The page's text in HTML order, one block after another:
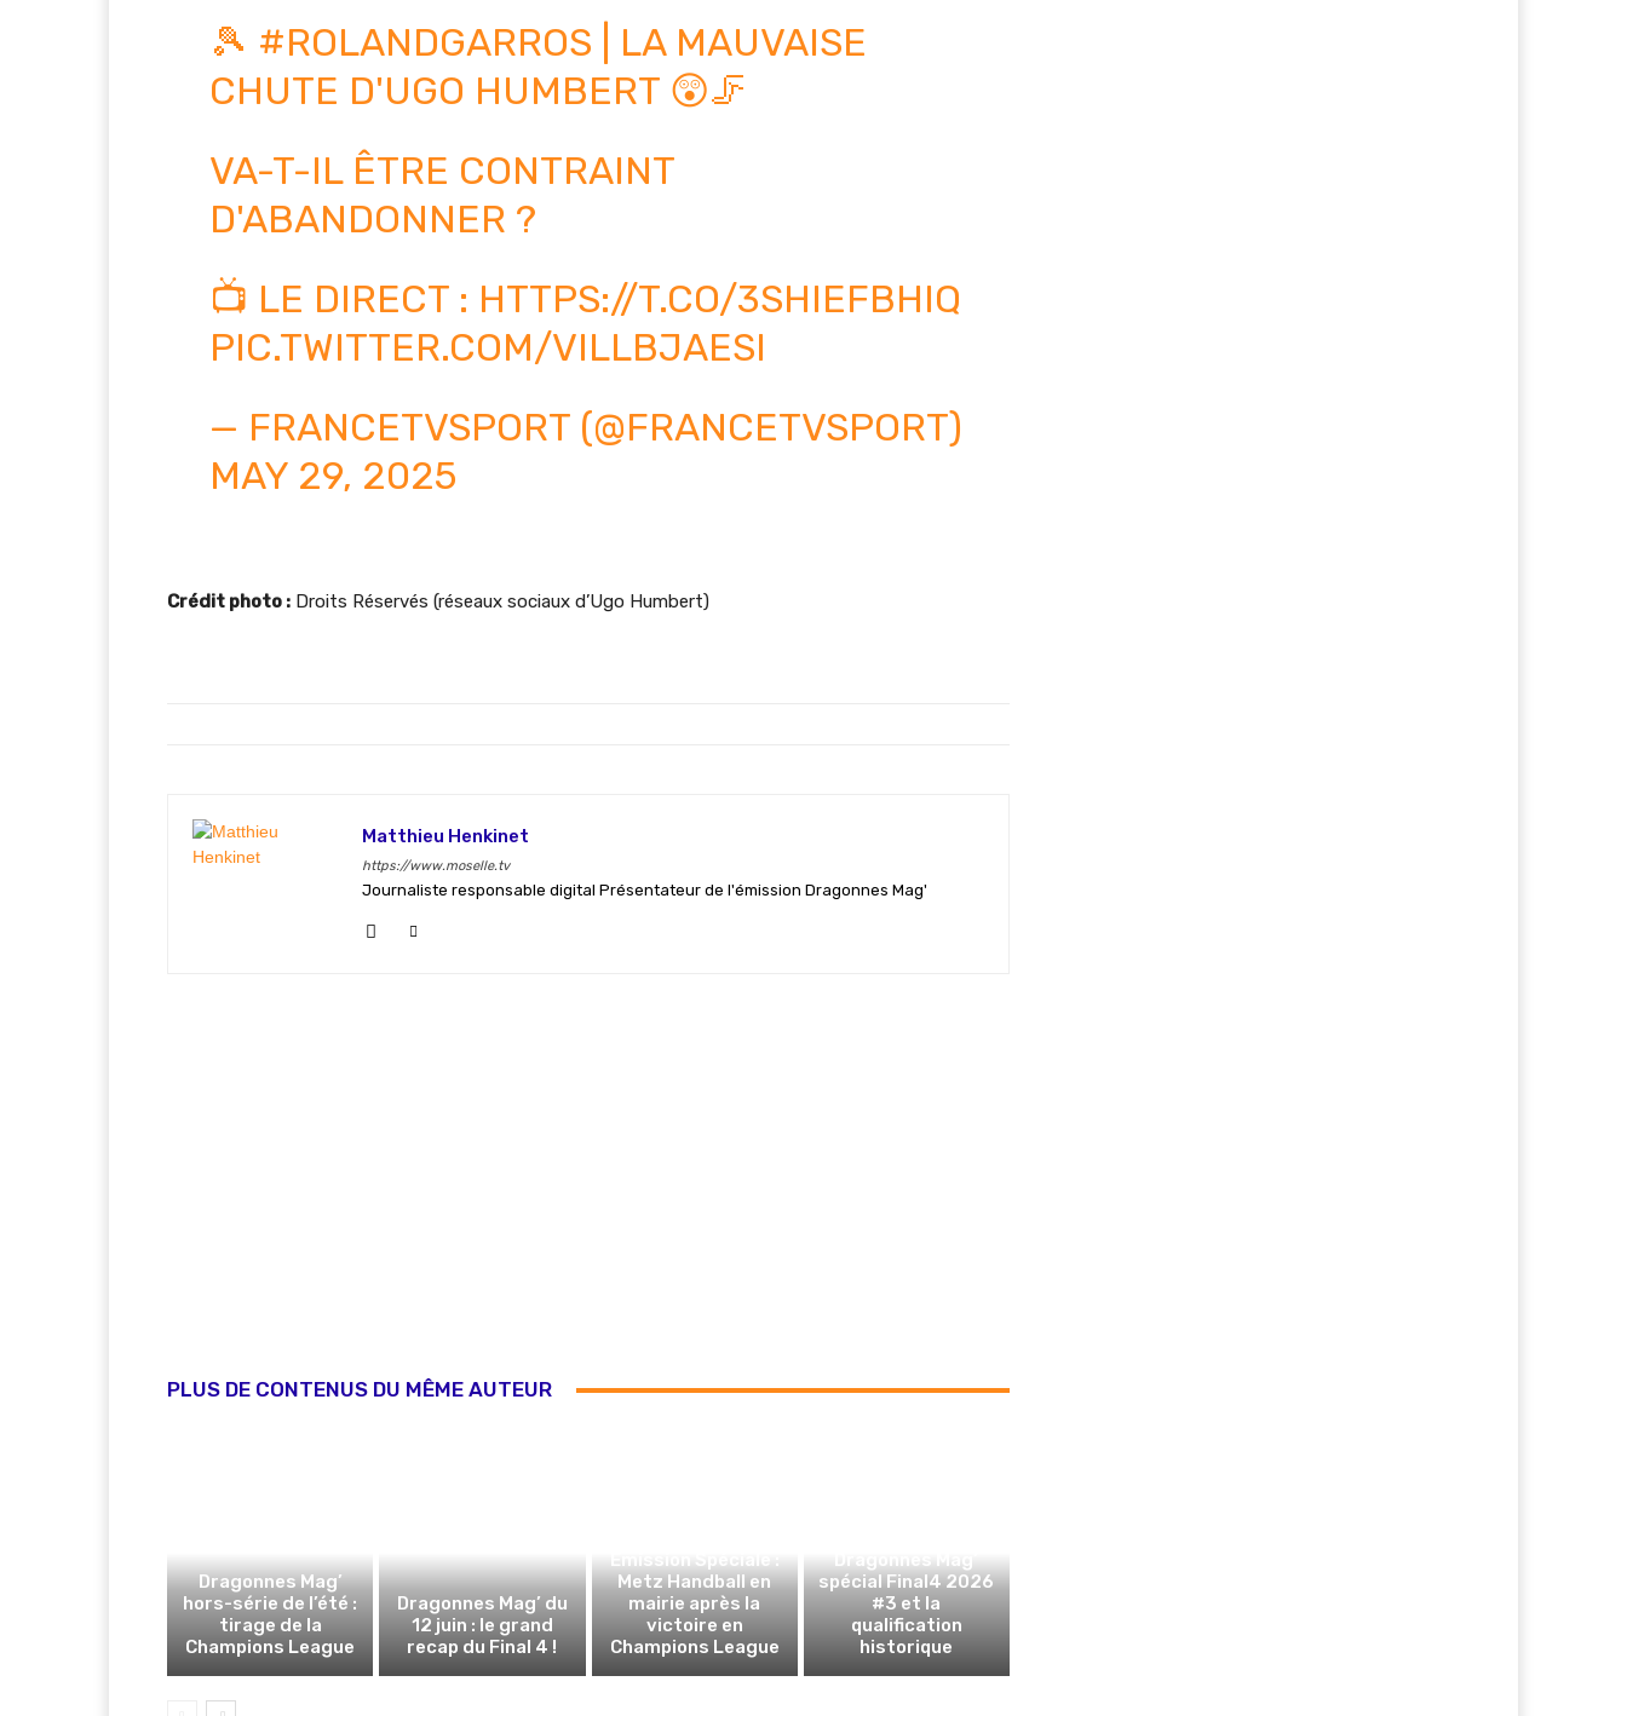
🎾 #ROLANDGARROS | LA MAUVAISE
CHUTE D'UGO HUMBERT 😲🦵
VA-T-IL ÊTRE CONTRAINT
D'ABANDONNER ?
📺 LE DIRECT : HTTPS://T.CO/3SHIEFBHIQ
PIC.TWITTER.COM/VILLBJAESI
— FRANCETVSPORT (@FRANCETVSPORT)
MAY 29, 2025
Crédit photo : Droits Réservés (réseaux sociaux d’Ugo Humbert)
Matthieu Henkinet
https://www.moselle.tv
Journaliste responsable digital Présentateur de l'émission Dragonnes Mag'
PLUS DE CONTENUS DU MÊME AUTEUR
Dragonnes Mag’
hors-série de l’été :
tirage de la
Champions League
Dragonnes Mag’ du
12 juin : le grand
recap du Final 4 !
Emission Spéciale :
Metz Handball en
mairie après la
victoire en
Champions League
Dragonnes Mag’
spécial Final4 2026
#3 et la
qualification
historique